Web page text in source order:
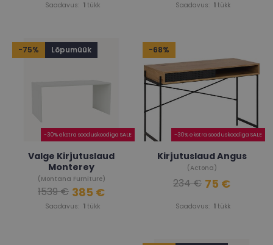
Saadavus: 1tükk Saadavus: 1tükk
-75% Lõpumüük
-30% ekstra sooduskoodiga SALE
Valge Kirjutuslaud
Monterey
(Montana Furniture)
Saadavus: 1tükk
1539 € 385 €
-68%
-30% ekstra sooduskoodiga SALE
Kirjutuslaud Angus
(Actona)
Saadavus: 1tükk
234 € 75 €